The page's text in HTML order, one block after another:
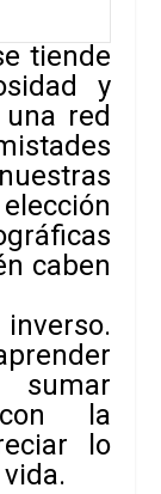
tiende
y
red
nuestras
caben
inverso.
con la
lo